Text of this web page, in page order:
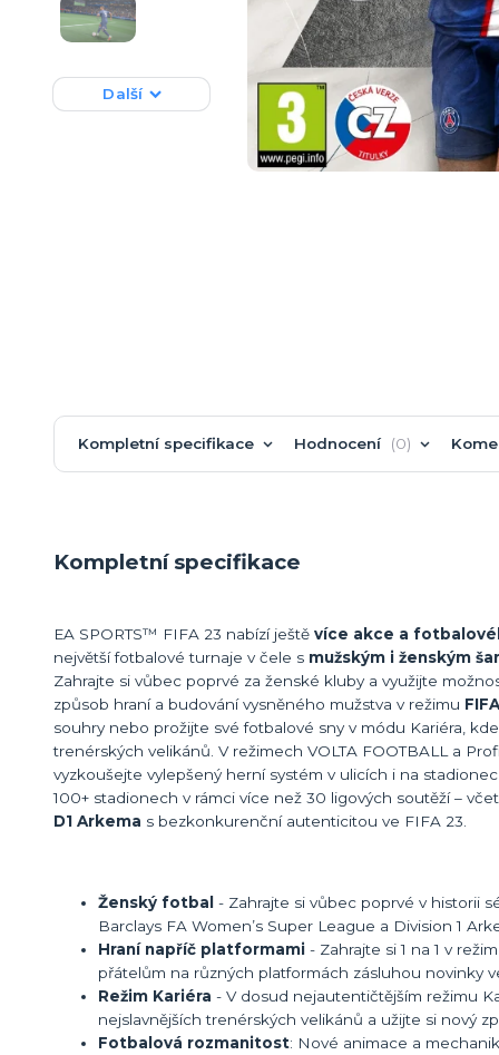
Další
Kompletní specifikace Hodnocení 0
Kompletní specifikace
EA SPORTS™ FIFA 23 nabízí ještě více akce a
největší fotbalové turnaje v čele s mužským i ženským
Zahrajte si vůbec poprvé za ženské kluby a využijte
způsob hraní a budování vysněného mužstva v režimu
souhry nebo prožijte své fotbalové sny v módu Kariéra,
trenérských velikánů. V režimech VOLTA FOOTBALL a
vyzkoušejte vylepšený herní systém v ulicích i na
100+ stadionech v rámci více než 30 ligových soutěží –
D1 Arkema s bezkonkurenční autenticitou ve FIFA 23.
Ženský fotbal - Zahrajte si vůbec poprvé v historii
Barclays FA Women’s Super League a Division 1
Hraní napříč platformami - Zahrajte si 1 na 1 v
přátelům na různých platformách zásluhou novinky
Režim Kariéra - V dosud nejautentičtějším režimu
nejslavnějších trenérských velikánů a užijte si nový
Fotbalová rozmanitost: Nové animace a